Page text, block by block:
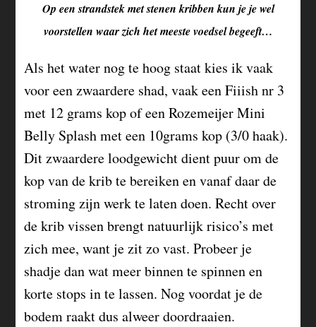
Op een strandstek met stenen kribben kun je je wel
voorstellen waar zich het meeste voedsel begeeft…
Als het water nog te hoog staat kies ik vaak
voor een zwaardere shad, vaak een Fiiish nr 3
met 12 grams kop of een Rozemeijer Mini
Belly Splash met een 10grams kop (3/0 haak).
Dit zwaardere loodgewicht dient puur om de
kop van de krib te bereiken en vanaf daar de
stroming zijn werk te laten doen. Recht over
de krib vissen brengt natuurlijk risico’s met
zich mee, want je zit zo vast. Probeer je
shadje dan wat meer binnen te spinnen en
korte stops in te lassen. Nog voordat je de
bodem raakt dus alweer doordraaien.